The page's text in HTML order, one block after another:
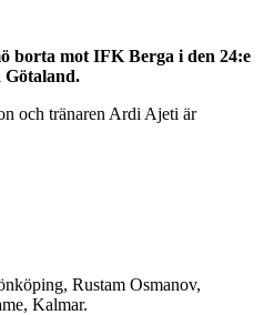
borta mot IFK Berga i den 24:e
Götaland.
och tränaren Ardi Ajeti är
Rustam Osmanov,
Kalmar.